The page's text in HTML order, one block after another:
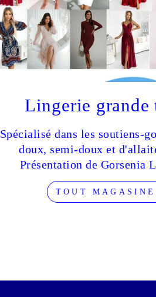
Lingerie grande
Spécialisé dans les soutiens-
doux, semi-doux et
Présentation de Gorsenia
TOUT